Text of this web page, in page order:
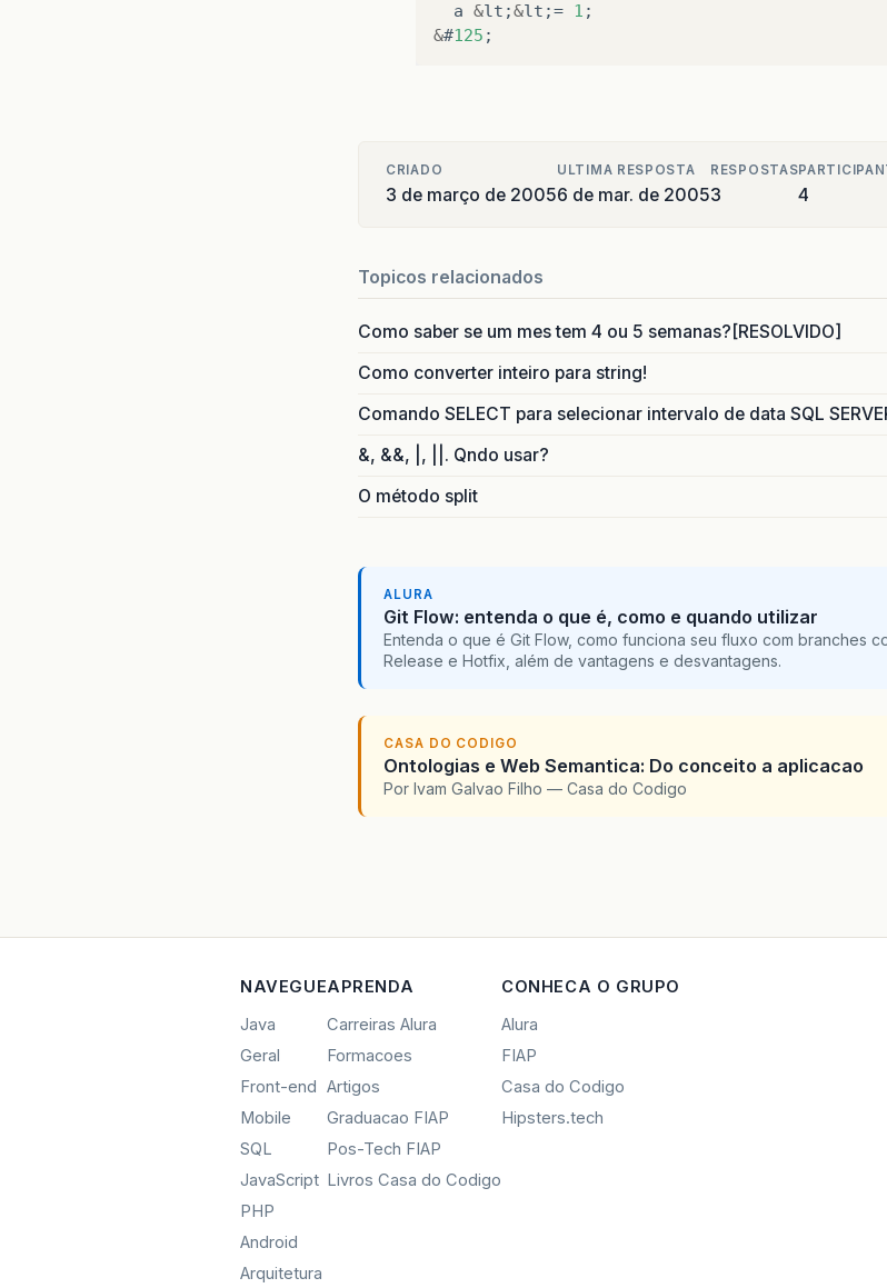
a &lt ;&lt ;= 1 ;
&#125 ;
CRIADO
3 de março de 2005
ULTIMA RESPOSTA
6 de mar. de 2005
RESPOSTAS
3 4
Topicos relacionados
Como saber se um mes tem 4 ou 5 semanas?[RESOLVIDO]
Como converter inteiro para string!
Comando SELECT para selecionar intervalo de data SQL
&, &&, |, ||. Qndo usar?
O método split
ALURA
Git Flow: entenda o que é, como e quando utilizar
Entenda o que é Git Flow, como funciona seu fluxo com branches
Release e Hotfix, além de vantagens e desvantagens.
CASA DO CODIGO
Ontologias e Web Semantica: Do conceito a aplicacao
Por Ivam Galvao Filho — Casa do Codigo
NAVEGUE
Java
Geral
Front-end
Mobile
SQL
JavaScript
PHP
Android
Arquitetura
APRENDA
Carreiras Alura
Formacoes
Artigos
Graduacao FIAP
Pos-Tech FIAP
Livros Casa do Codigo
CONHECA O GRUPO
Alura
FIAP
Casa do Codigo
Hipsters.tech